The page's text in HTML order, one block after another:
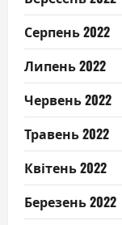
Серпень 2022
Липень 2022
Червень 2022
Травень 2022
Квітень 2022
Березень 2022